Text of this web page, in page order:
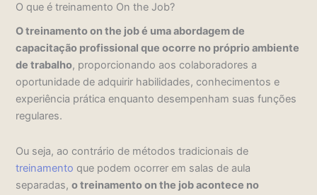
O que é treinamento On the Job?
O treinamento on the job é uma abordagem de
capacitação profissional que ocorre no próprio ambiente
de trabalho, proporcionando aos colaboradores a
oportunidade de adquirir habilidades, conhecimentos e
experiência prática enquanto desempenham suas funções
regulares.
Ou seja, ao contrário de métodos tradicionais de
treinamento que podem ocorrer em salas de aula
separadas,o treinamento on the job acontece no